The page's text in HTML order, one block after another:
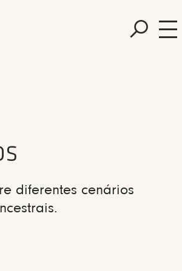
diferentes cenários